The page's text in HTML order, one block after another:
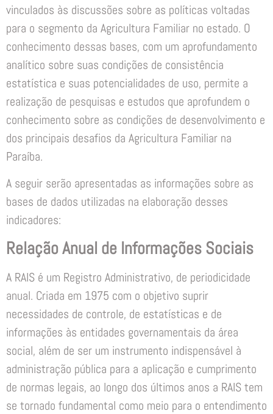
vinculados às discussões sobre as políticas voltadas
para o segmento da Agricultura Familiar no estado. O
conhecimento dessas bases, com um aprofundamento
analítico sobre suas condições de consistência
estatística e suas potencialidades de uso, permite a
realização de pesquisas e estudos que aprofundem o
conhecimento sobre as condições de desenvolvimento e
dos principais desafios da Agricultura Familiar na
Paraíba.
A seguir serão apresentadas as informações sobre as
bases de dados utilizadas na elaboração desses
indicadores:
Relação Anual de Informações Sociais
A RAIS é um Registro Administrativo, de periodicidade
anual. Criada em 1975 com o objetivo suprir
necessidades de controle, de estatísticas e de
informações às entidades governamentais da área
social, além de ser um instrumento indispensável à
administração pública para a aplicação e cumprimento
de normas legais, ao longo dos últimos anos a RAIS tem
se tornado fundamental como meio para o entendimento